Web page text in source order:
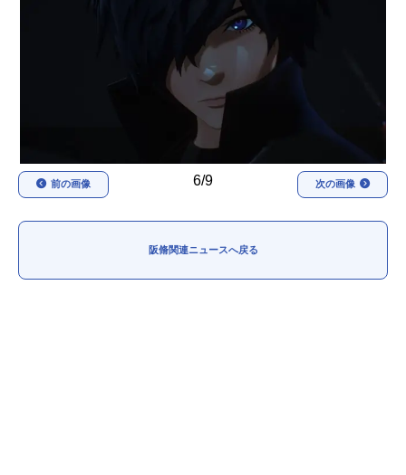
声優記事一覧
実写化映画一覧
秋アニメ 冬アニメ
男性声優/女性声優一覧
FOLLOW US
6/9
前の画像 次の画像
阪脩関連ニュースへ戻る